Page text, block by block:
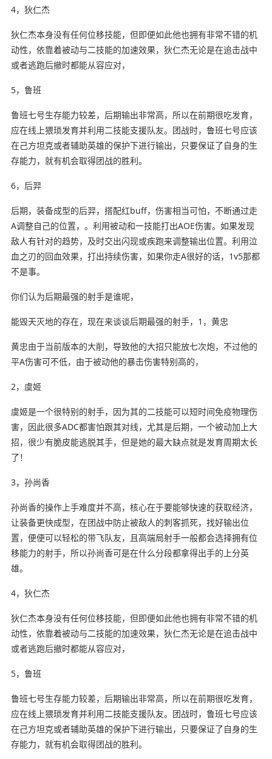
4，狄仁杰
狄仁杰本身没有任何位移技能，但即便如此他也拥有非常不错的机
动性，依靠着被动与二技能的加速效果，狄仁杰无论是在追击战中
或者逃跑后撤时都能从容应对，
5，鲁班
鲁班七号生存能力较差，后期输出非常高，所以在前期很吃发育，
应在线上猥琐发育并利用二技能支援队友。团战时，鲁班七号应该
在己方坦克或者辅助英雄的保护下进行输出，只要保证了自身的生
存能力，就有机会取得团战的胜利。
6，后羿
后期，装备成型的后羿，搭配红buff，伤害相当可怕，不断通过走
A调整自己的位置，。利用被动和一技能打出AOE伤害。如果发现
敌人有针对的趋势，及时交出闪现或疾跑来调整输出位置。利用泣
血之刃的回血效果，打出持续伤害，如果你走A很好的话，1v5那都
不是事。
你们认为后期最强的射手是谁呢，
能毁天灭地的存在，现在来谈谈后期最强的射手，1，黄忠
黄忠由于当前版本的大削，导致他的大招只能放七次炮，不过他的
平A伤害可不低，由于被动他的暴击伤害特别高的，
2，虞姬
虞姬是一个很特别的射手，因为其的二技能可以短时间免疫物理伤
害，因此很多ADC都害怕跟其对线，尤其是后期，一个被动加上大
招，很少有脆皮能逃脱其手，但是她的最大缺点就是发育周期太长
了！
3，孙尚香
孙尚香的操作上手难度并不高，核心在于要能够快速的获取经济，
让装备更快成型，在团战中防止被敌人的刺客抓死，找好输出位
置，便便可以轻松的带飞队友，且高端局射手一般都会选择拥有位
移能力的射手，所以孙尚香可是在什么分段都拿得出手的上分英
雄。
4，狄仁杰
狄仁杰本身没有任何位移技能，但即便如此他也拥有非常不错的机
动性，依靠着被动与二技能的加速效果，狄仁杰无论是在追击战中
或者逃跑后撤时都能从容应对，
5，鲁班
鲁班七号生存能力较差，后期输出非常高，所以在前期很吃发育，
应在线上猥琐发育并利用二技能支援队友。团战时，鲁班七号应该
在己方坦克或者辅助英雄的保护下进行输出，只要保证了自身的生
存能力，就有机会取得团战的胜利。